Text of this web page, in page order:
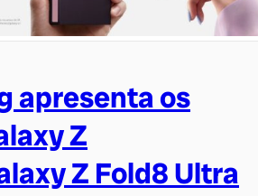
apresenta os
Z
Z Fold8 Ultra